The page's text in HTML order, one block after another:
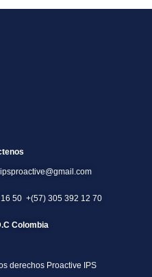
ipsproactive@gmail.com
50 +(57) 305 392 12 70
Colombia
derechos Proactive IPS